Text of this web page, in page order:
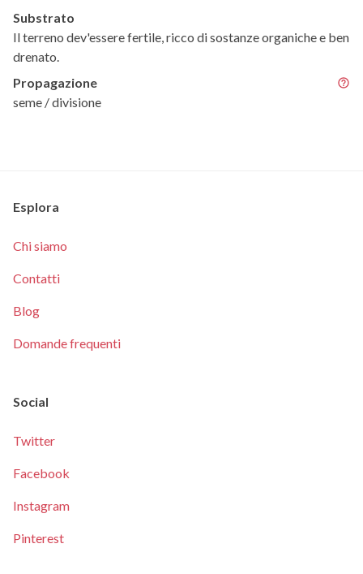
Substrato
Il terreno dev'essere fertile, ricco di sostanze organiche e ben
drenato.
Propagazione
seme / divisione
Esplora
Chi siamo
Contatti
Blog
Domande frequenti
Social
Twitter
Facebook
Instagram
Pinterest